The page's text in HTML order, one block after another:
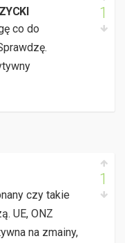
co do
1
czy takie
UE, ONZ
na zmainy,
1